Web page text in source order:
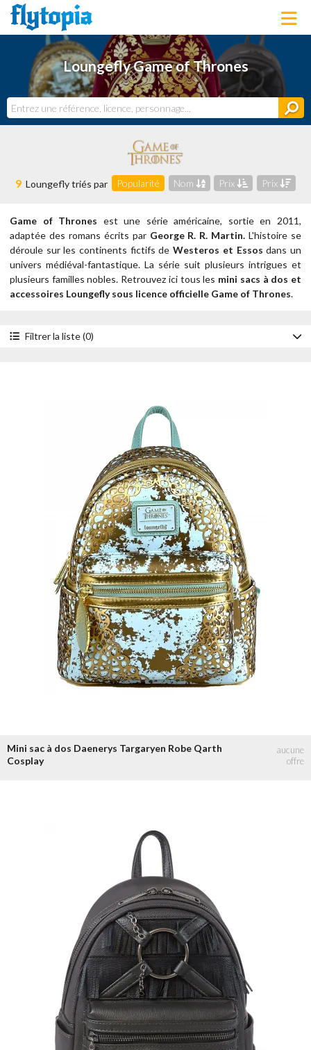
LOUNGEFLY
LICENCES
NOUVEAUTÉS
BONS PLANS
ACTUALITÉS
DERNIERS AJOUTS
Loungefly Game of Thrones
9 Loungefly triés par Popularité Nom Prix Prix
Game of Thrones est une série américaine, sortie en 2011,
adaptée des romans écrits par George R. R. Martin. L'histoire se
déroule sur les continents fictifs deWesteros et Essos dans un
univers médiéval-fantastique. La série suit plusieurs intrigues et
plusieurs familles nobles. Retrouvez ici tous les mini sacs à dos et
accessoires Loungefly sous licence officielle Game of Thrones.
Filtrer la liste (0)
Joffrey Baratheon
Jon Snow
Sansa Stark
2022
de 30 à 50 €
de 50 à 100 €
+ de 100 €
Mini sac à dos Daenerys Targaryen Robe Qarth
Cosplay